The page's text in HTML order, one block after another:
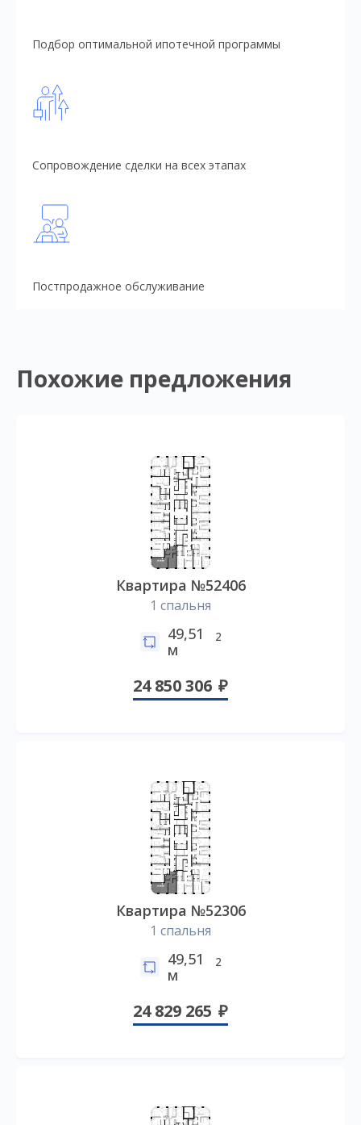
Подбор оптимальной ипотечной программы
Сопровождение сделки на всех этапах
Постпродажное обслуживание
Похожие предложения
Квартира №52406
1 спальня
49,51
м
2
24 850 306
Квартира №52306
1 спальня
49,51
м
2
24 829 265